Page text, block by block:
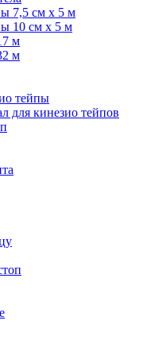
7,5 см x 5 м
10 см х 5 м
м
м
тейпы
для кинезио тейпов